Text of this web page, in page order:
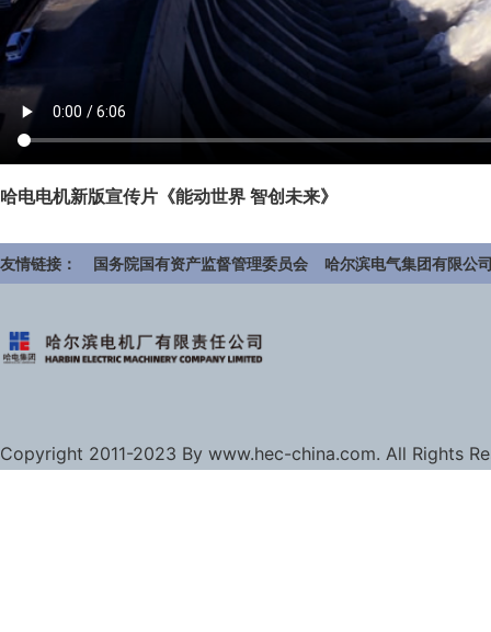
哈电电机新版宣传片《能动世界 智创未来》
友情链接： 国务院国有资产监督管理委员会 哈尔滨电气集团有限公
Copyright 2011-2023 By www.hec-china.com. All Rights